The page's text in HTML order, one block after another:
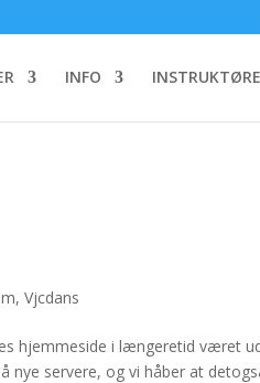
INFO
,Vjcdans
hjemmeside i længeretid været
nye servere, og vi håber at